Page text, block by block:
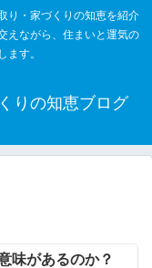
り・家づくりの知恵を紹介
えながら、住まいと運気の
ます。
りの知恵ブログ
味があるのか？